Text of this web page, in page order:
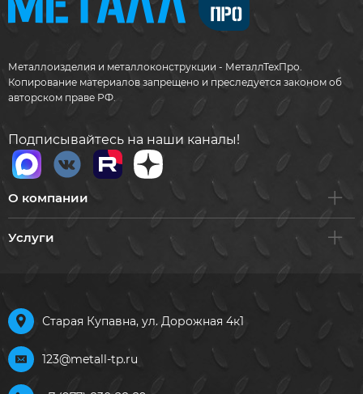
Металлоизделия и металлоконструкции - МеталлТехПро.
Копирование материалов запрещено и преследуется законом об
авторском праве РФ.
Подписывайтесь на наши каналы!
О компании
Услуги
Старая Купавна, ул. Дорожная 4к1
123@metall-tp.ru